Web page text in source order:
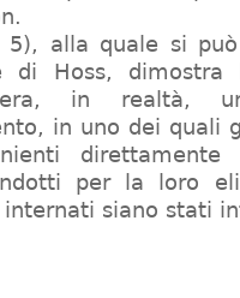
5), alla quale si
di Hoss,
era, in realtà,
in uno dei quali
per la loro
siano stati